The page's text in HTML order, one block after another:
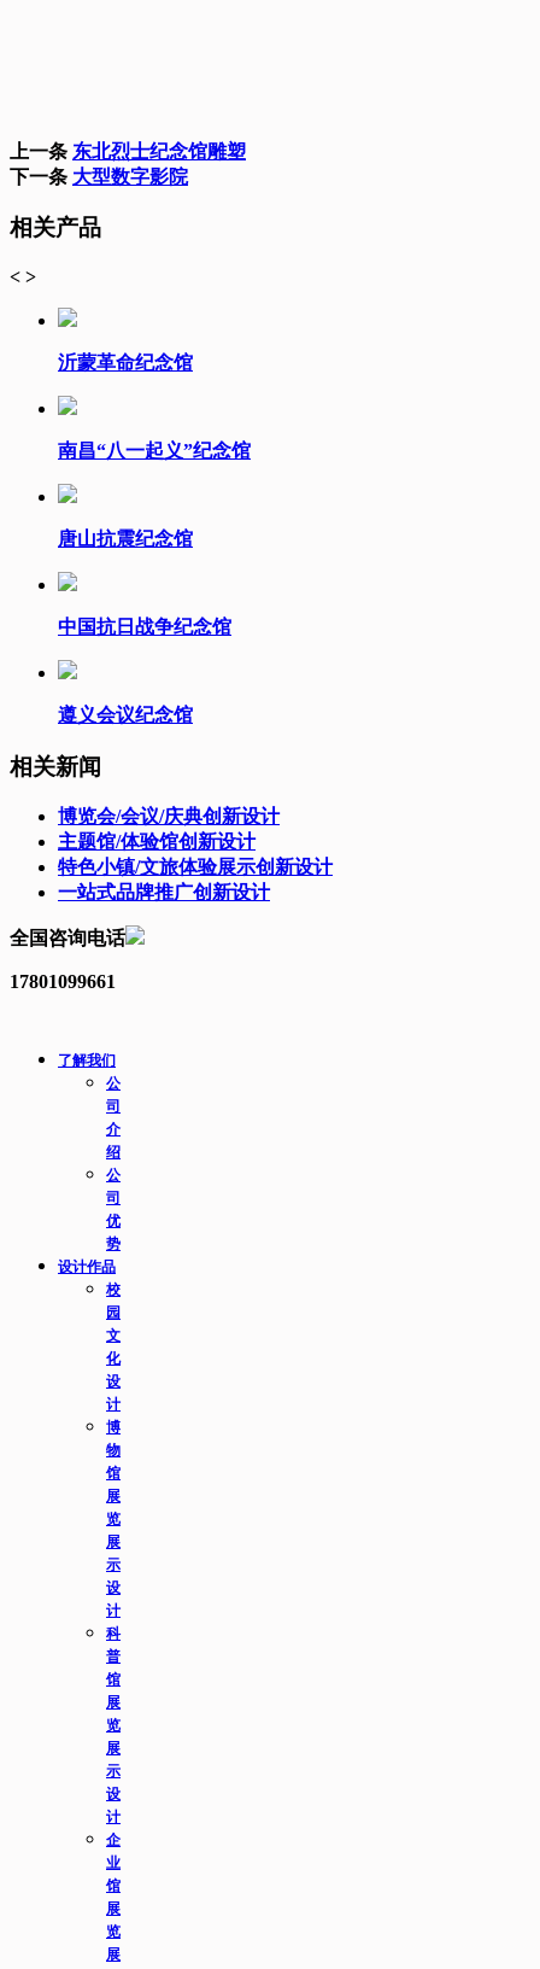
上一条 东北烈士纪念馆雕塑
下一条 大型数字影院
相关产品
< >
沂蒙革命纪念馆
南昌“八一起义”纪念馆
唐山抗震纪念馆
中国抗日战争纪念馆
遵义会议纪念馆
相关新闻
博览会/会议/庆典创新设计
主题馆/体验馆创新设计
特色小镇/文旅体验展示创新设计
一站式品牌推广创新设计
全国咨询电话
17801099661
了解我们
公
司
介
绍
公
司
优
势
设计作品
校
园
文
化
设
计
博
物
馆
展
览
展
示
设
计
科
普
馆
展
览
展
示
设
计
企
业
馆
展
览
展